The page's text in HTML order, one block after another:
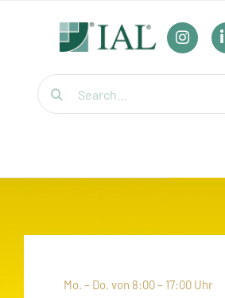
Unser Bildungsangebot
Wirtschaftsfachwirt /
Suche
nach:
Mo. – Do. von 8:00 – 17:00 Uhr